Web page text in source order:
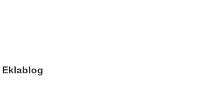
Article publié depuis Eklablog